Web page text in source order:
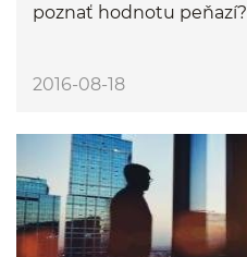
poznať hodnotu peňazí?
2016-08-18